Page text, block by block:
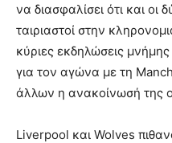
να διασφαλίσει ότι και οι
ταιριαστοί στην
κύριες εκδηλώσεις
για τον αγώνα με τη
άλλων η ανακοίνωσή της
Liverpool και Wolves